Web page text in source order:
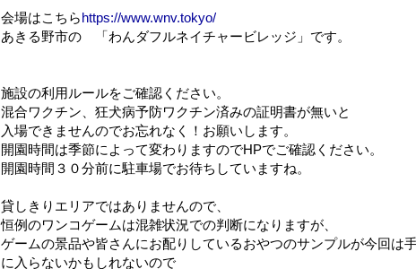
会場はこちらhttps://www.wnv.tokyo/
あきる野市の 「わんダフルネイチャービレッジ」です。
施設の利用ルールをご確認ください。
混合ワクチン、狂犬病予防ワクチン済みの証明書が無いと
入場できませんのでお忘れなく！お願いします。
開園時間は季節によって変わりますのでHPでご確認ください。
開園時間３０分前に駐車場でお待ちしていますね。
貸しきりエリアではありませんので、
恒例のワンコゲームは混雑状況での判断になりますが、
ゲームの景品や皆さんにお配りしているおやつのサンプルが今回は
に入らないかもしれないので